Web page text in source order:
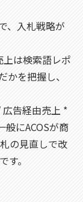
、入札戦略が
は検索語レポ
を把握し、
告経由売上 *
般にACOSが商
の見直しで改
。